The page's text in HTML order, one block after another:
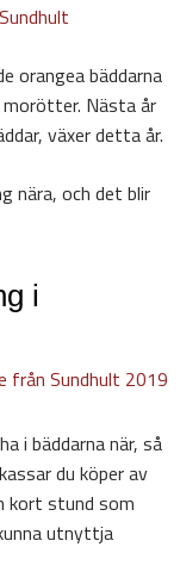
orangea bäddarna
Nästa år
växer detta år.
nära, och det blir
i
i bäddarna när, så
du köper av
kort stund som
utnyttja